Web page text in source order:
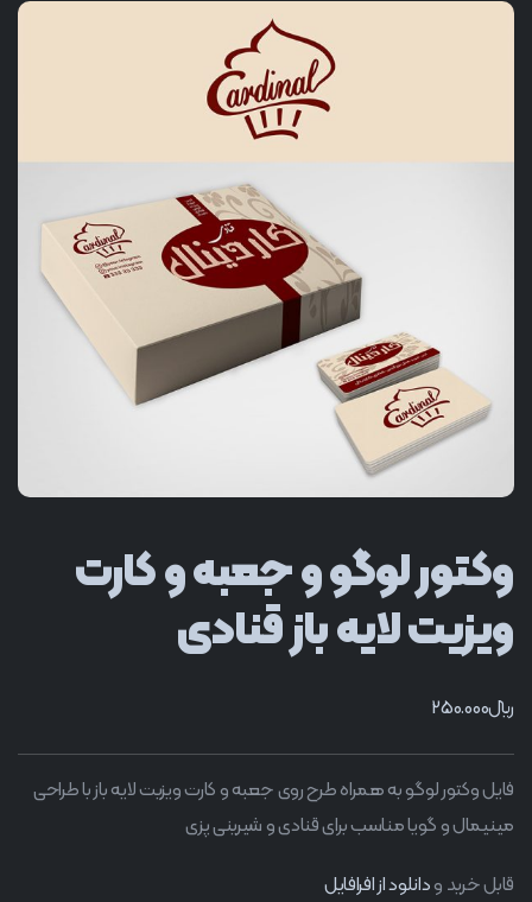
وکتور لوگو و جعبه و کارت
ویزیت لایه باز قنادی
﷼250.000
فایل وکتور لوگو به همراه طرح روی جعبه و کارت ویزیت لایه باز با طراحی
مینیمال و گویا مناسب برای قنادی و شیرینی پزی
قابل خرید ودانلود از افرافایل